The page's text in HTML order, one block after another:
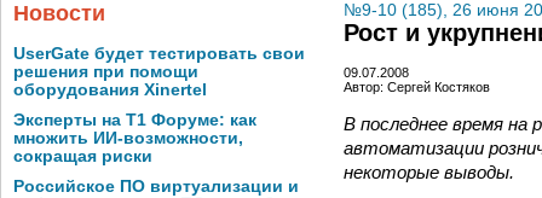
Новости
UserGate будет тестировать свои
решения при помощи
оборудования Xinertel
Эксперты на Т1 Форуме: как
множить ИИ-возможности,
сокращая риски
Российское ПО виртуализации и
№9-10 (185), 26 июня
Рост и
09.07.2008
Автор: Сергей Костяков
В последнее время на
автоматизации
некоторые выводы.